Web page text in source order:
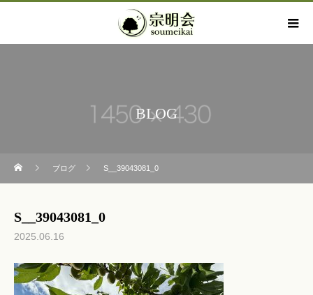
BLOG
ブログ S__39043081_0
S__39043081_0
2025.06.16